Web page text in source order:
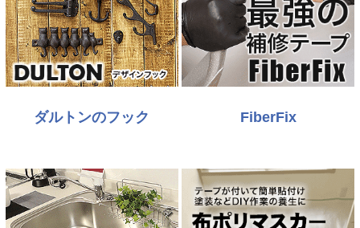
ダルトンのフック FiberFix